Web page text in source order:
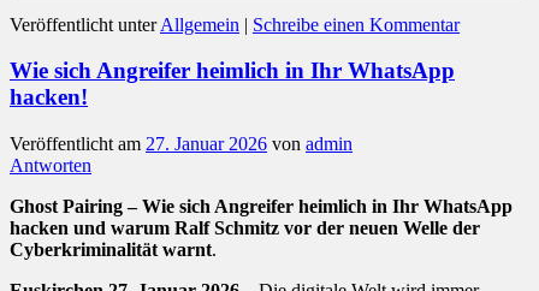
Veröffentlicht unter Allgemein | Schreibe einen Kommentar
Wie sich Angreifer heimlich in Ihr WhatsApp
hacken!
Veröffentlicht am 27. Januar 2026 von admin
Antworten
Ghost Pairing – Wie sich Angreifer heimlich in Ihr WhatsApp
hacken und warum Ralf Schmitz vor der neuen Welle der
Cyberkriminalität warnt.